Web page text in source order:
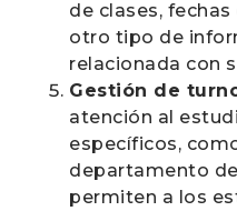
de clases,
otro tipo de
relacionada con
Gestión de
atención al
específicos,
departamento
permiten a los